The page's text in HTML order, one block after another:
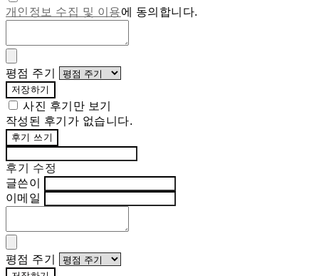
개인정보 수집 및 이용에 동의합니다.
평점 주기
저장하기
사진 후기만 보기
작성된 후기가 없습니다.
후기 쓰기
후기 수정
글쓴이
이메일
평점 주기